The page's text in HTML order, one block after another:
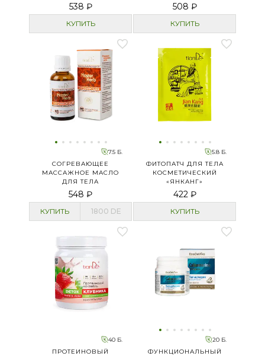
538 ₽
КУПИТЬ
508 ₽
КУПИТЬ
7.5 Б.
СОГРЕВАЮЩЕЕ
МАССАЖНОЕ МАСЛО
ДЛЯ ТЕЛА
548 ₽
КУПИТЬ 1800 DE
5.8 Б.
ФИТОПАТЧ ДЛЯ ТЕЛА
КОСМЕТИЧЕСКИЙ
«ЯНКАНГ»
422 ₽
КУПИТЬ
40 Б.
ПРОТЕИНОВЫЙ
20 Б.
ФУНКЦИОНАЛЬНЫЙ